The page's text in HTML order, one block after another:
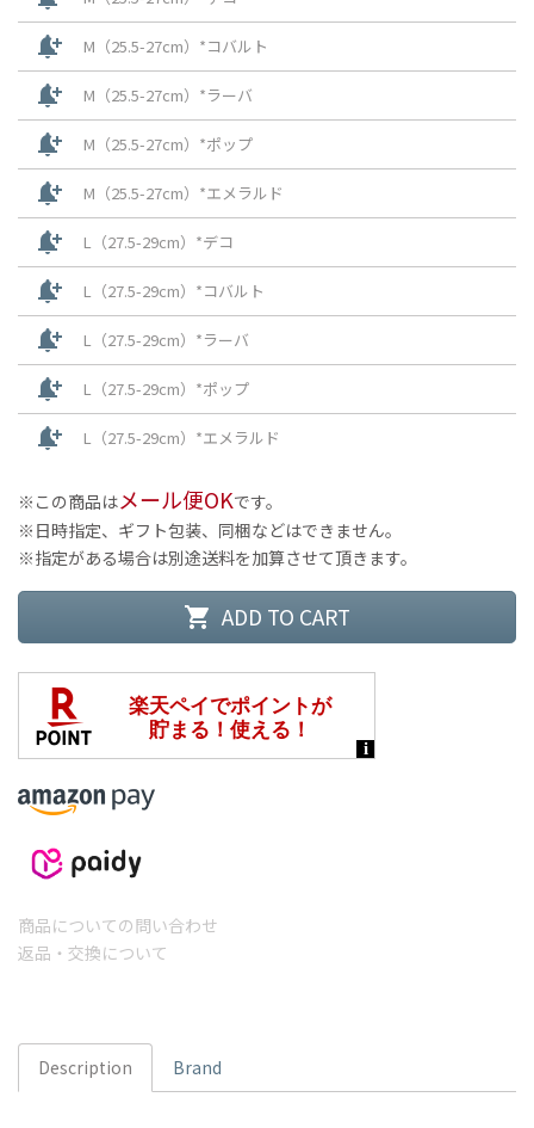
notification_add M（25.5-27cm）*コバルト
notification_add M（25.5-27cm）*ラーバ
notification_add M（25.5-27cm）*ポップ
notification_add M（25.5-27cm）*エメラルド
notification_add L（27.5-29cm）*デコ
notification_add L（27.5-29cm）*コバルト
notification_add L（27.5-29cm）*ラーバ
notification_add L（27.5-29cm）*ポップ
notification_add L（27.5-29cm）*エメラルド
この商品はメール便OKです。
日時指定、ギフト包装、同梱などはできません。
指定がある場合は別途送料を加算させて頂きます。
shopping_cart ADD TO CART
商品についての問い合わせ
返品・交換について
Description Brand